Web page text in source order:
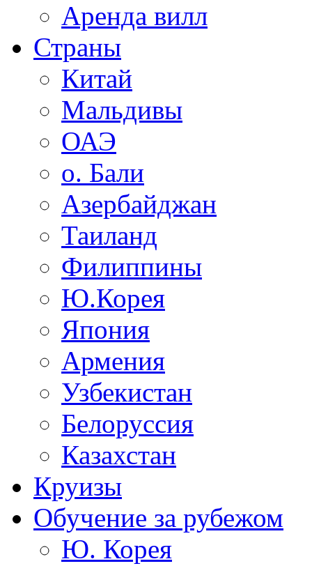
Аренда вилл
Страны
Китай
Мальдивы
ОАЭ
о. Бали
Азербайджан
Таиланд
Филиппины
Ю.Корея
Япония
Армения
Узбекистан
Белоруссия
Казахстан
Круизы
Обучение за рубежом
Ю. Корея